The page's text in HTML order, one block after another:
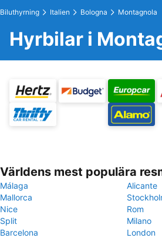
Biluthyrning Italien Bologna Montagnola
Hyrbilar i
Världens mest populära
Málaga
Alicante
Mallorca
Nice
Rom
Split
Milano
Barcelona
London